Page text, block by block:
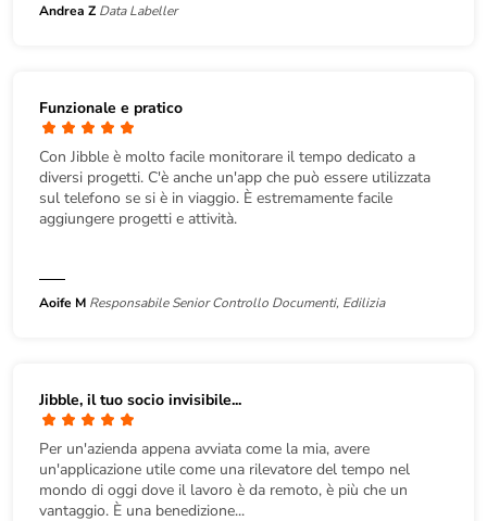
Andrea Z Data Labeller
Funzionale e pratico
Con Jibble è molto facile monitorare il tempo dedicato a
diversi progetti. C'è anche un'app che può essere utilizzata
sul telefono se si è in viaggio. È estremamente facile
aggiungere progetti e attività.
Aoife M Responsabile Senior Controllo Documenti, Edilizia
Jibble, il tuo socio invisibile...
Per un'azienda appena avviata come la mia, avere
un'applicazione utile come una rilevatore del tempo nel
mondo di oggi dove il lavoro è da remoto, è più che un
vantaggio. È una benedizione...